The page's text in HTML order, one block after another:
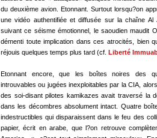
du deuxième avion. Etonnant. Surtout lorsqu?on
une vidéo authentifiée et diffusée sur la chaîne Al
suivant ce séisme émotionnel, le saoudien maudit
démenti toute implication dans ces atrocités, bien
réjouis quelques temps plus tard (cf. Liberté
Etonnant encore, que les boîtes noires des
introuvables ou jugées inexploitables par la CIA,
des soi-disant pilotes kamikazes avait traversé la
dans les décombres absolument intact. Quatre
indestructibles qui disparaissent dans le feu des
papier, écrit en arabe, que l?on retrouve